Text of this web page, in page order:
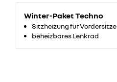
Winter-Paket Techno
Sitzheizung für Vordersitze
beheizbares Lenkrad